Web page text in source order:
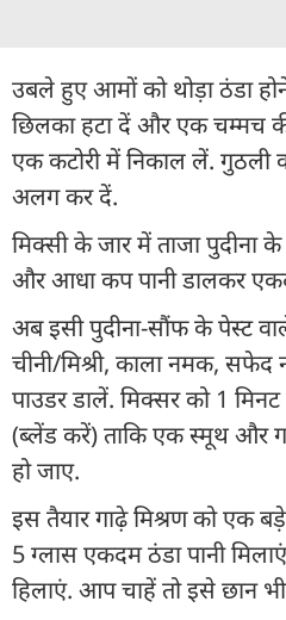
उबले हुए आमों को थोड़ा ठंडा
छिलका हटा दें और एक चम्मच
एक कटोरी में निकाल लें. गुठली
अलग कर दें.
मिक्सी के जार में ताजा पुदीना
और आधा कप पानी डालकर
अब इसी पुदीना-सौंफ के पेस्ट
चीनी/मिश्री, काला नमक,
पाउडर डालें. मिक्सर को 1
(ब्लेंड करें) ताकि एक स्मूथ और
हो जाए.
इस तैयार गाढ़े मिश्रण को एक
5 ग्लास एकदम ठंडा पानी
हिलाएं. आप चाहें तो इसे छान